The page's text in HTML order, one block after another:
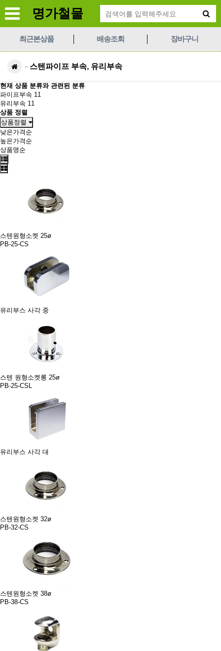
명가철물
최근본상품 배송조회 장바구니
> 스텐파이프 부속, 유리부속
현재 상품 분류와 관련된 분류
파이프부속 11
유리부속 11
상품 정렬
상품정렬
낮은가격순
높은가격순
상품명순
스텐원형소켓 25ø
PB-25-CS
유리부스 사각 중
스텐 원형소켓롱 25ø
PB-25-CSL
유리부스 사각 대
스텐원형소켓 32ø
PB-32-CS
스텐원형소켓 38ø
PB-38-CS